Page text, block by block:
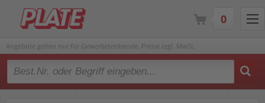
Angebote gelten nur für Gewerbetreibende. Preise zzgl. MwSt.
Type 2 or more characters for results.
0